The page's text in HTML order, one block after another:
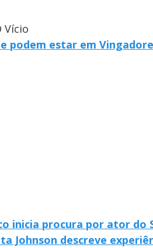
Vício
podem estar em
inicia procura por ator do
Johnson descreve